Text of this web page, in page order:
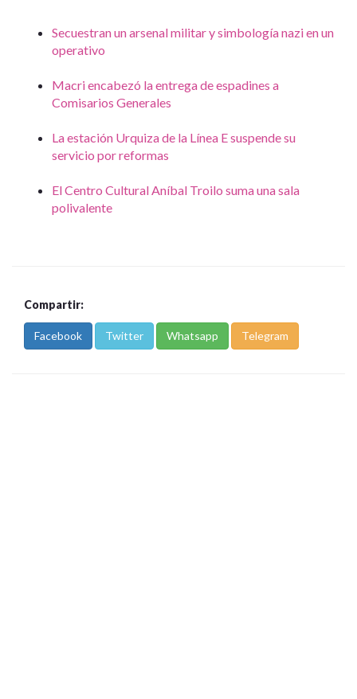
Secuestran un arsenal militar y simbología nazi en un
operativo
Macri encabezó la entrega de espadines a
Comisarios Generales
La estación Urquiza de la Línea E suspende su
servicio por reformas
El Centro Cultural Aníbal Troilo suma una sala
polivalente
Compartir:
Facebook Twitter Whatsapp Telegram